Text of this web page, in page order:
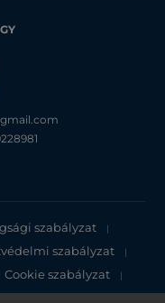
szabályzat |
szabályzat |
Cookie szabályzat |